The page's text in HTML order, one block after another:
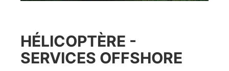
HÉLICOPTÈRE -
SERVICES OFFSHORE